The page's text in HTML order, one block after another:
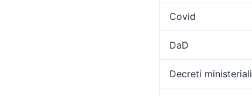
Covid
DaD
Decreti ministeriali